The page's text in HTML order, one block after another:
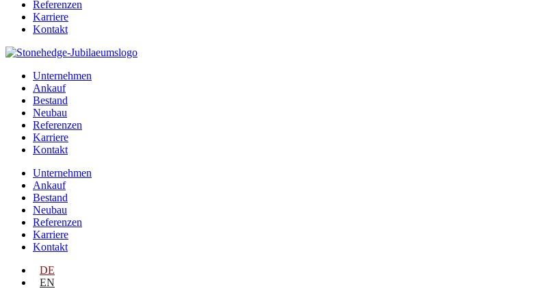
Referenzen
Karriere
Kontakt
Unternehmen
Ankauf
Bestand
Neubau
Referenzen
Karriere
Kontakt
Unternehmen
Ankauf
Bestand
Neubau
Referenzen
Karriere
Kontakt
DE
EN